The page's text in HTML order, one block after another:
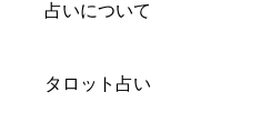
占いについて
タロット占い